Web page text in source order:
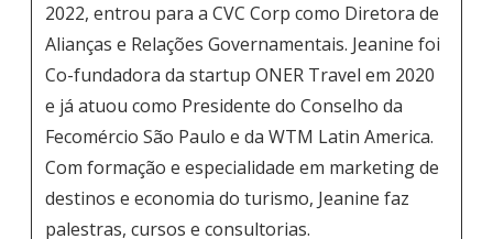
2022, entrou para a CVC Corp como Diretora de
Alianças e Relações Governamentais. Jeanine foi
Co-fundadora da startup ONER Travel em 2020
e já atuou como Presidente do Conselho da
Fecomércio São Paulo e da WTM Latin America.
Com formação e especialidade em marketing de
destinos e economia do turismo, Jeanine faz
palestras, cursos e consultorias.